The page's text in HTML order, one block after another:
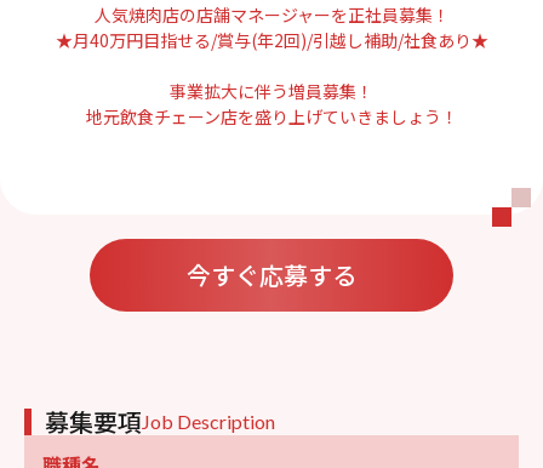
人気焼肉店の店舗マネージャーを正社員募集！
★月40万円目指せる/賞与(年2回)/引越し補助/社食あり★
事業拡大に伴う増員募集！
地元飲食チェーン店を盛り上げていきましょう！
今すぐ応募する
募集要項Job Description